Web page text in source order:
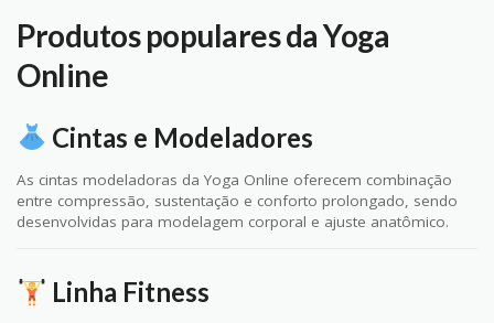
Produtos populares da Yoga
Online
Cintas e Modeladores
As cintas modeladoras da Yoga Online oferecem combinação
entre compressão, sustentação e conforto prolongado, sendo
desenvolvidas para modelagem corporal e ajuste anatômico.
Linha Fitness